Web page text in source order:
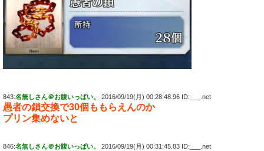
843:名無しさん＠お腹いっぱい。 2016/09/19(月) 00:28:48.96 ID:___.net
愚者の鎖交換で30個ももらえんのか
プリン集めないと
846:名無しさん＠お腹いっぱい。 2016/09/19(月) 00:31:45.83 ID:___.net